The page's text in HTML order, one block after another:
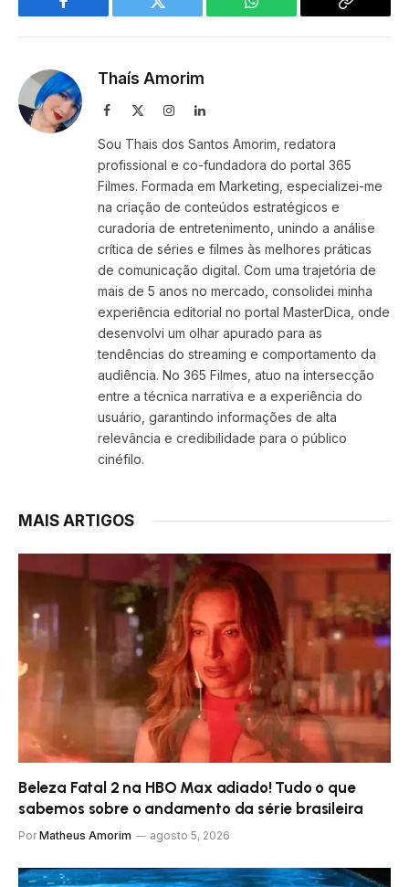
Facebook Twitter WhatsApp
Copy
Thaís Amorim
Facebook InstagramLinkedIn
Sou Thais dos Santos Amorim, redatora
profissional e co-fundadora do portal 365
Filmes. Formada em Marketing, especializei-me
na criação de conteúdos estratégicos e
curadoria de entretenimento, unindo a análise
crítica de séries e filmes às melhores práticas
de comunicação digital. Com uma trajetória de
mais de 5 anos no mercado, consolidei minha
experiência editorial no portal MasterDica, onde
desenvolvi um olhar apurado para as
tendências do streaming e comportamento da
audiência. No 365 Filmes, atuo na intersecção
entre a técnica narrativa e a experiência do
usuário, garantindo informações de alta
relevância e credibilidade para o público
cinéfilo.
MAIS ARTIGOS
Beleza Fatal 2 na HBO Max adiado! Tudo o que
sabemos sobre o andamento da série brasileira
Por Matheus Amorim agosto 5, 2026